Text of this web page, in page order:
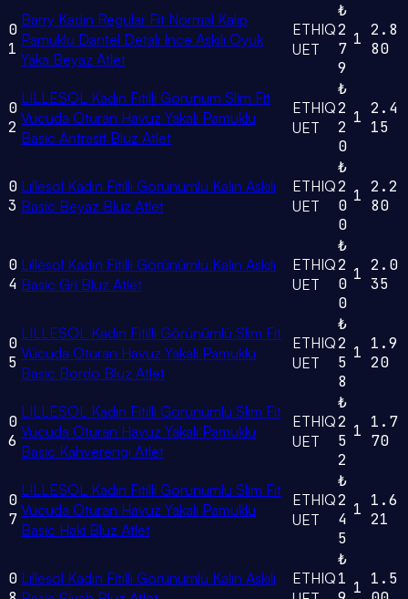
0
1
Barry Kadın Regular Fit Normal Kalıp
Pamuklu Dantel Detalı Ince Askılı Oyuk
Yaka Beyaz Atlet
ETHIQ
UET
₺
2
7
9
1 2.8
80
0
2
LILLESOL Kadın Fitilli Görünüm Slim Fit
Vücuda Oturan Havuz Yakalı Pamuklu
Basic Antrasit Bluz Atlet
ETHIQ
UET
₺
2
2
0
1 2.4
15
0
3
Lıllesol Kadın Fitilli Görünümlü Kalın Askılı
Basic Beyaz Bluz Atlet
ETHIQ
UET
₺
2
0
0
1 2.2
80
0
4
Lıllesol Kadın Fitilli Görünümlü Kalın Askılı
Basic Gri Bluz Atlet
ETHIQ
UET
₺
2
0
0
1 2.0
35
0
5
LILLESOL Kadın Fitilli Görünümlü Slim Fit
Vücuda Oturan Havuz Yakalı Pamuklu
Basic Bordo Bluz Atlet
ETHIQ
UET
₺
2
5
8
1 1.9
20
0
6
LILLESOL Kadın Fitilli Görünümlü Slim Fit
Vücuda Oturan Havuz Yakalı Pamuklu
Basic Kahverengi Atlet
ETHIQ
UET
₺
2
5
2
1 1.7
70
0
7
LILLESOL Kadın Fitilli Görünümlü Slim Fit
Vücuda Oturan Havuz Yakalı Pamuklu
Basic Haki Bluz Atlet
ETHIQ
UET
₺
2
4
5
1 1.6
21
0 Lıllesol Kadın Fitilli Görünümlü Kalın Askılı
ETHIQ
₺
1 1 1.5